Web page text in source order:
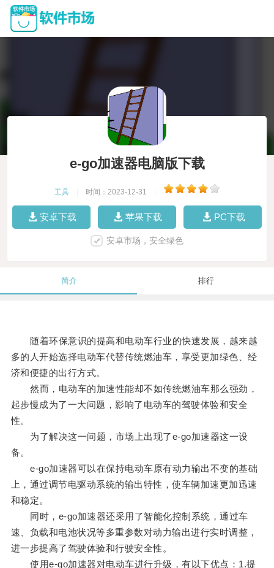
e-go加速器电脑版下载
工具 时间：2023-12-31
安卓下载 苹果下载 PC下载
安卓市场，安全绿色
简介 排行
随着环保意识的提高和电动车行业的快速发展，越来越
多的人开始选择电动车代替传统燃油车，享受更加绿色、经
济和便捷的出行方式。
然而，电动车的加速性能却不如传统燃油车那么强劲，
起步慢成为了一大问题，影响了电动车的驾驶体验和安全
性。
为了解决这一问题，市场上出现了e-go加速器这一设
备。
e-go加速器可以在保持电动车原有动力输出不变的基础
上，通过调节电驱动系统的输出特性，使车辆加速更加迅速
和稳定。
同时，e-go加速器还采用了智能化控制系统，通过车
速、负载和电池状况等多重参数对动力输出进行实时调整，
进一步提高了驾驶体验和行驶安全性。
使用e-go加速器对电动车进行升级，有以下优点：1.提